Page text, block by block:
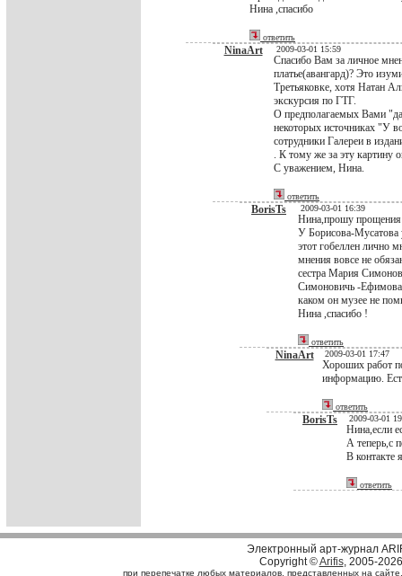
Нина ,спасибо
ответить
NinaArt 2009-03-01 15:59
Спасибо Вам за личное
платье(авангард)? Это
Третьяковке, хотя Натан
экскурсия по ГТГ.
О предполагаемых Вами
некоторых источниках "У
сотрудники Галереи в
. К тому же за эту картину
С уважением, Нина.
ответить
BorisTs 2009-03-01 16:39
Нина,прошу прощения
У Борисова-Мусатова
этот гобеллен лично
мнения вовсе не
сестра Мария
Симоновичь -Ефимова
каком он музее не
Нина ,спасибо !
ответить
NinaArt 2009-03-01 17:47
Хороших работ
информацию.
ответить
BorisTs 2009-03-01
Нина,если
А теперь,с
В контакте
ответить
Электронный арт-журнал
Copyright ©Arifis, 2005-2026
при перепечатке любых материалов, представленных на